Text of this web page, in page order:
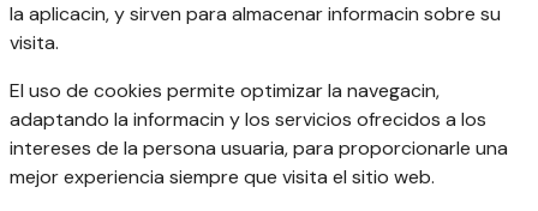
la aplicacin, y sirven para almacenar informacin sobre su
visita.
El uso de cookies permite optimizar la navegacin,
adaptando la informacin y los servicios ofrecidos a los
intereses de la persona usuaria, para proporcionarle una
mejor experiencia siempre que visita el sitio web.